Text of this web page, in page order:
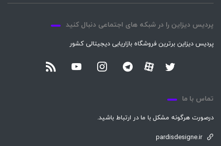
پردیس دیزاین را در شبکه های اجتماعی دنبال کنید
پردیس دیزاین برترین فروشگاه بازاریابی دیجیتالی کشور
تماس با ما
درصورت هرگونه مشکل با ما در ارتباط باشید.
pardisdesigne.ir